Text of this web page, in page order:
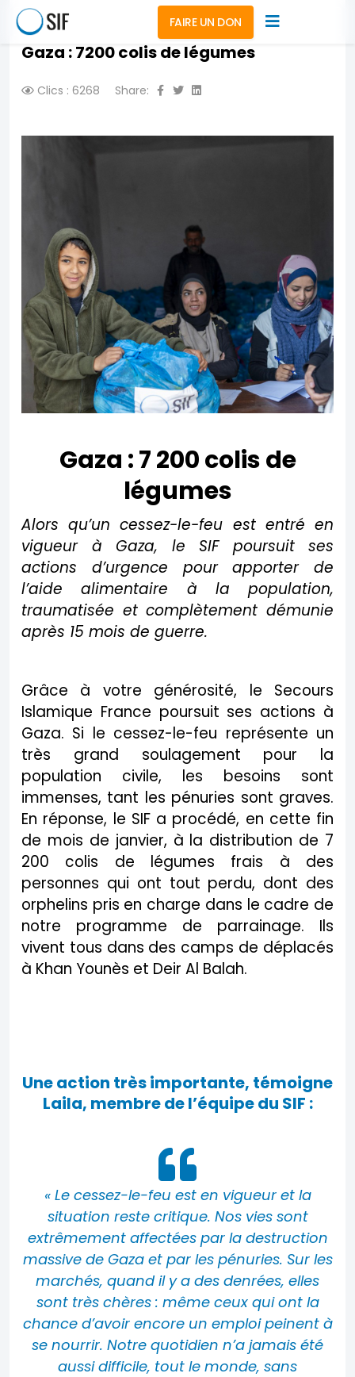
FAIRE UN DON
Gaza : 7200 colis de légumes
Clics : 6268 Share:
Gaza : 7 200 colis de
légumes
Alors qu’un cessez-le-feu est entré en
vigueur à Gaza, le SIF poursuit ses
actions d’urgence pour apporter de
l’aide alimentaire à la population,
traumatisée et complètement démunie
après 15 mois de guerre.
Grâce à votre générosité, le Secours
Islamique France poursuit ses actions à
Gaza. Si le cessez-le-feu représente un
très grand soulagement pour la
population civile, les besoins sont
immenses, tant les pénuries sont graves.
En réponse, le SIF a procédé, en cette fin
de mois de janvier, à la distribution de 7
200 colis de légumes frais à des
personnes qui ont tout perdu, dont des
orphelins pris en charge dans le cadre de
notre programme de parrainage. Ils
vivent tous dans des camps de déplacés
à Khan Younès et Deir Al Balah.
Une action très importante, témoigne
Laila, membre de l’équipe du SIF :
« Le cessez-le-feu est en vigueur et la
situation reste critique. Nos vies sont
extrêmement affectées par la destruction
massive de Gaza et par les pénuries. Sur les
marchés, quand il y a des denrées, elles
sont très chères : même ceux qui ont la
chance d’avoir encore un emploi peinent à
se nourrir. Notre quotidien n’a jamais été
aussi difficile, tout le monde, sans